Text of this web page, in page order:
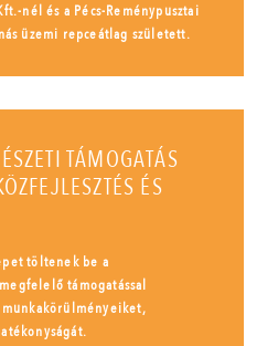
nél és a Pécs-Reménypusztai
üzemi repceátlag született.
TÁMOGATÁS
ÉS
töltenek be a
támogatással